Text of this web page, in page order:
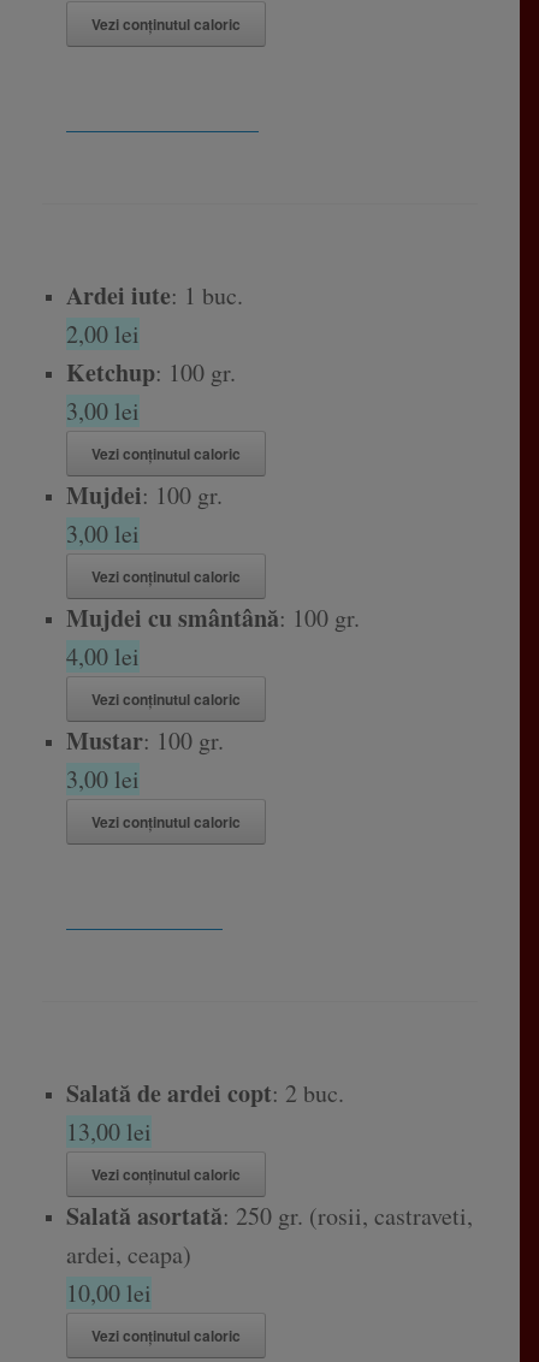
Vezi conținutul caloric
Ardei iute: 1 buc.
2,00 lei
Ketchup: 100 gr.
3,00 lei
Vezi conținutul caloric
Mujdei: 100 gr.
3,00 lei
Vezi conținutul caloric
Mujdei cu smântână: 100 gr.
4,00 lei
Vezi conținutul caloric
Mustar: 100 gr.
3,00 lei
Vezi conținutul caloric
Salată de ardei copt: 2 buc.
13,00 lei
Vezi conținutul caloric
Salată asortată: 250 gr. (rosii, castraveti,
ardei, ceapa)
10,00 lei
Vezi conținutul caloric